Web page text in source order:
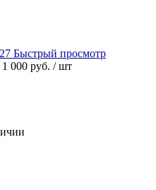
Быстрый просмотр
1 000 руб. / шт